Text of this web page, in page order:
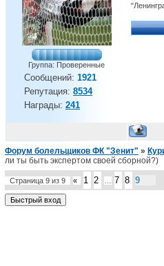
Группа: Проверенные
Сообщений: 1921
Репутация: 8534
Награды: 241
Форум болельщиков ФК "Зенит" »
ли ты быть экспертом своей сборной?)
Страница 9 из 9 « 1 2 7 8 9